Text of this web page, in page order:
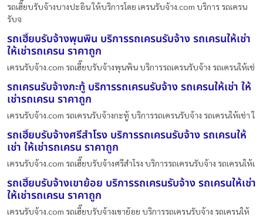
รถเฮี๊ยบรับจ้างบางปะอิน ให้บริการโดย เครนรับจ้าง.com บริการ รถเครน
รับจ
รถเฮี๊ยบรับจ้างพุนพิน บริการรถเครนรับจ้าง รถเครนให้เช่า
ให้เช่ารถเครน ราคาถูก
เครนรับจ้าง.com รถเฮี๊ยบรับจ้างพุนพิน บริการรถเครนรับจ้าง รถเครนให้เช่
รถเครนรับจ้างกะทู้ บริการรถเครนรับจ้าง รถเครนให้เช่า ให้
เช่ารถเครน ราคาถูก
เครนรับจ้าง.com รถเครนรับจ้างกะทู้ บริการรถเครนรับจ้าง รถเครนให้เช่า ใ
รถเฮี๊ยบรับจ้างศรีสำโรง บริการรถเครนรับจ้าง รถเครนให้
เช่า ให้เช่ารถเครน ราคาถูก
เครนรับจ้าง.com รถเฮี๊ยบรับจ้างศรีสำโรง บริการรถเครนรับจ้าง รถเครนให้เ
รถเฮี๊ยบรับจ้างเขาย้อย บริการรถเครนรับจ้าง รถเครนให้เช่า
ให้เช่ารถเครน ราคาถูก
เครนรับจ้าง.com รถเฮี๊ยบรับจ้างเขาย้อย บริการรถเครนรับจ้าง รถเครนให้